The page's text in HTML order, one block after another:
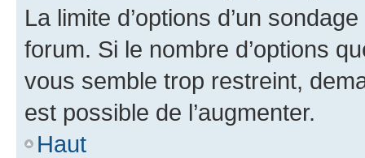
La limite d’options d’un
forum. Si le nombre d’options
vous semble trop restreint,
est possible de l’augmenter.
Haut